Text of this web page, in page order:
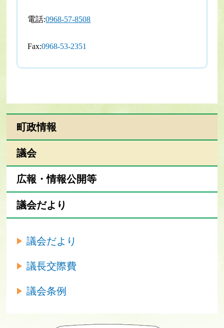
電話:0968-57-8508
Fax:0968-53-2351
町政情報
議会
広報・情報公開等
議会だより
議会だより
議長交際費
議会条例